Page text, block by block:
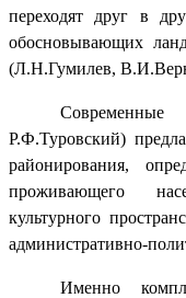
переходят друг в
обосновывающих
(Л.Н.Гумилев,
Р.Ф.Туровский)
районирования,
проживающего
культурного
административно-
Именно